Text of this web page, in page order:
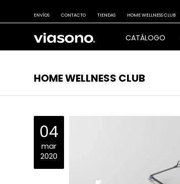
CATÁLOGO
ENVÍOS CONTACTO TIENDAS HOME WELLNESS CLUB
HOME WELLNESS CLUB
04
mar
2020